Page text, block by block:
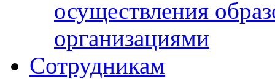
осуществления
организациями
Сотрудникам